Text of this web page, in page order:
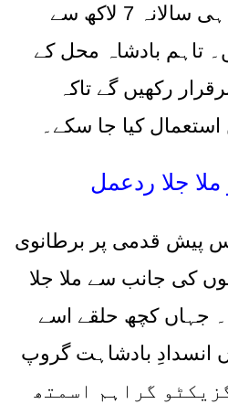
سالانہ 7 لاکھ سے
تاہم بادشاہ محل کے
رکھیں گے تاکہ
کیا جا سکے۔
جلا ردعمل
پیش قدمی پر برطانوی
کی جانب سے ملا جلا
جہاں کچھ حلقے اسے
انسدادِ بادشاہت گروپ
گراہم اسمتھ